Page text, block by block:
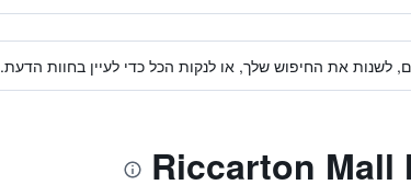
לשנות את החיפוש שלך, או לנקות הכל כדי לעיין בחוות הדעת.